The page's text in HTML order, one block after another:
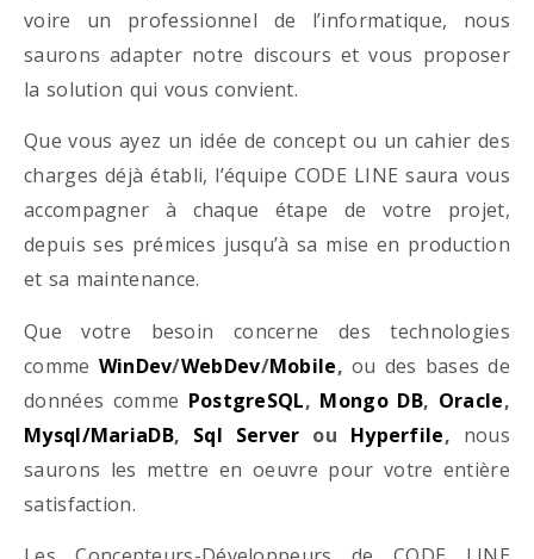
voire un professionnel de l’informatique, nous
saurons adapter notre discours et vous proposer
la solution qui vous convient.
Que vous ayez un idée de concept ou un cahier des
charges déjà établi, l’équipe CODE LINE saura vous
accompagner à chaque étape de votre projet,
depuis ses prémices jusqu’à sa mise en production
et sa maintenance.
Que votre besoin concerne des technologies
comme WinDev/WebDev/Mobile, ou des bases de
données comme PostgreSQL, Mongo DB, Oracle,
Mysql/MariaDB, Sql Server ou Hyperfile, nous
saurons les mettre en oeuvre pour votre entière
satisfaction.